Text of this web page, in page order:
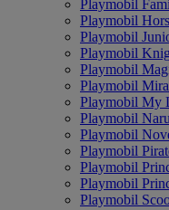
Playmobil
Playmobil
Playmobil
Playmobil
Playmobil
Playmobil
Playmobil My
Playmobil
Playmobil
Playmobil
Playmobil
Playmobil
Playmobil